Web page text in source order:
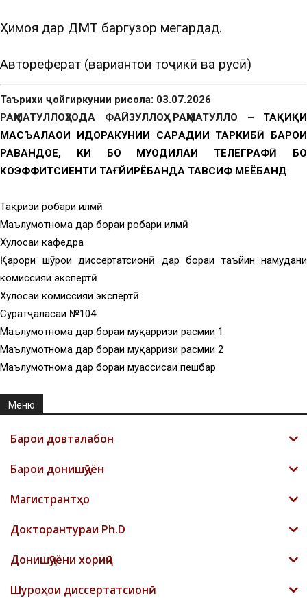
Ҳимоя дар ДМТ баргузор мегардад.
Автореферат (вариантҳои тоҷикӣ ва русӣ)
Таърихи ҷойгиркунии рисола: 03.07.2026
РАҲМАТУЛЛОҲЗОДА ФАЙЗУЛЛОҲ РАҲМАТУЛЛО – ТАҲҚИҚИ
МАСЪАЛАҲОИ ИДОРАКУНИИ САРҲАДИИ ТАРКИБӢ БАРОИ
РАВАНДҲОЕ, КИ БО МУОДИЛАИ ТЕЛЕГРАФӢ БО
КОЭФФИТСИЕНТИ ТАҒЙИРЁБАНДА ТАВСИФ МЕЁБАНД
Тақризи роҳбари илмӣ
Маълумотнома дар бораи роҳбари илмӣ
Хулосаи кафедра
Қарори шӯрои диссертатсионӣ дар бораи таъйин намудани
комиссияи экспертӣ
Хулосаи комиссияи экспертӣ
Суратҷаласаи №104
Маълумотнома дар бораи муқарризи расмии 1
Маълумотнома дар бораи муқарризи расмии 2
Маълумотнома дар бораи муассисаи пешбар
Меню
Барои довталабон
Барои донишҷӯён
Магистрантҳо
Докторантураи Ph.D
Донишҷӯёни хориҷӣ
Шyроҳои диссертатсионӣ